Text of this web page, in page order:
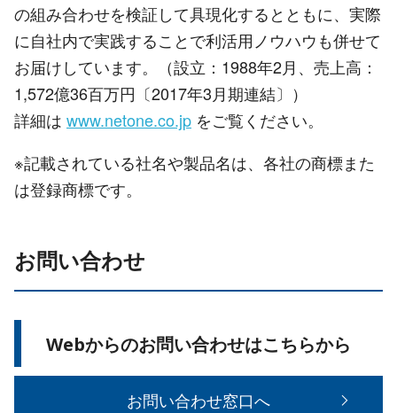
の組み合わせを検証して具現化するとともに、実際
に自社内で実践することで利活用ノウハウも併せて
お届けしています。（設立：1988年2月、売上高：
1,572億36百万円〔2017年3月期連結〕）
詳細は www.netone.co.jp をご覧ください。
※記載されている社名や製品名は、各社の商標また
は登録商標です。
お問い合わせ
Webからのお問い合わせはこちらから
お問い合わせ窓口へ